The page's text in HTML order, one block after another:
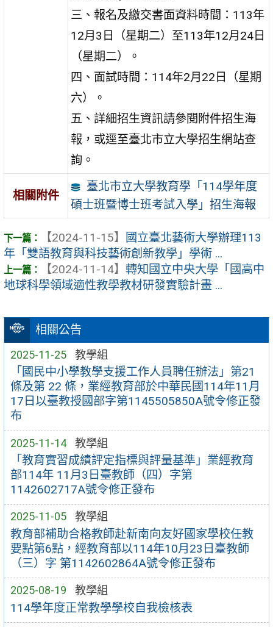
相關公告
2025-11-25 教學組
「國民中小學教學支援工作人員聘任辦法」第21
條及第 22 條，業經教育部於中華民國114年11月
17日以臺教授國部字第1145505850A號令修正發
布
2025-11-14 教學組
「教育實習成績評定指標與評量基準」業經教育
部114年 11月3日臺教師（四）字第
1142602717A號令修正發布
2025-11-05 教學組
教育部補助合格教師赴新南向友好國家學校任教
要點第6點，經教育部以114年10月23日臺教師
（三）字 第1142602864A號令修正發布
2025-08-19 教學組
114學年度正常教學學校自我檢核表
三、報名及繳交書面資料時間：113年
12月3日（星期二）至113年12月24日
（星期二）。
四、面試時間：114年2月22日（星期
六）。
五、詳細招生資訊請參閱附件招生海
報，或逕至臺北市立大學招生網站查
詢。
相關附件
臺北市立大學教育學「114學年度
碩士班暨博士班考試入學」招生海報
【2024-11-15】
國立臺北藝術大學辦理113
年「雙語教育與科技藝術創新教學」學術 ...
【2024-11-14】 轉知國立中央大學「國高中
地球科學領域適性教學教材研發實驗計畫 ...